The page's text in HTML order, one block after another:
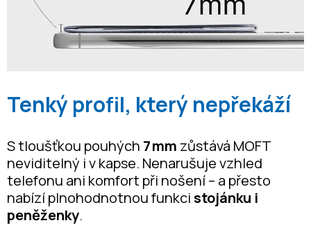
Tenký profil, který nepřekáží
S tloušťkou pouhých 7 mm zůstává MOFT
neviditelný i v kapse. Nenarušuje vzhled
telefonu ani komfort při nošení – a přesto
nabízí plnohodnotnou funkcistojánku i
peněženky.